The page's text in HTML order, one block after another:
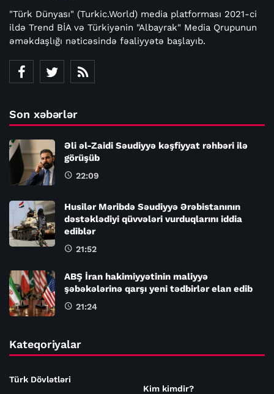
"Türk Dünyası" (Turkic.World) media platforması 2021-ci
ildə Trend BİA və Türkiyənin "Albayrak" Media Qrupunun
əməkdaşlığı nəticəsində fəaliyyətə başlayıb.
Son xəbərlər
Əli əl-Zaidi Səudiyyə kəşfiyyat rəhbəri ilə
görüşüb
22:09
Husilər Məribdə Səudiyyə Ərəbistanının
dəstəklədiyi qüvvələri vurduqlarını iddia
ediblər
21:52
ABŞ İran hakimiyyətinin maliyyə
şəbəkələrinə qarşı yeni tədbirlər elan edib
21:24
Kateqoriyalar
Türk Dövlətləri
Kim kimdir?